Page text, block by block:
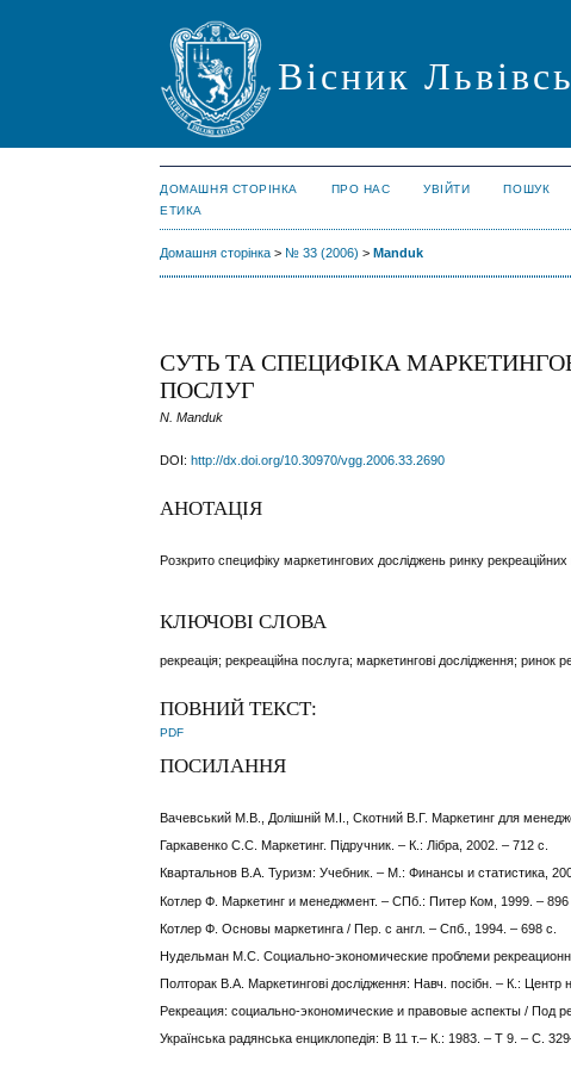
Вісник
ДОМАШНЯ СТОРІНКА ПРО НАС УВІЙТИ ПОШУК
ЕТИКА
Домашня сторінка > № 33 (2006) >Manduk
СУТЬ ТА СПЕЦИФІКА
ПОСЛУГ
N. Manduk
DOI: http://dx.doi.org/10.30970/vgg.2006.33.2690
АНОТАЦІЯ
Розкрито специфіку маркетингових досліджень ринку
КЛЮЧОВІ СЛОВА
рекреація; рекреаційна послуга; маркетингові дослідження; ринок
ПОВНИЙ ТЕКСТ:
PDF
ПОСИЛАННЯ
Вачевський М.В., Долішній М.І., Скотний В.Г. Маркетинг для
Гаркавенко С.С. Маркетинг. Підручник. – К.: Лібра, 2002. – 712 с.
Квартальнов В.А. Туризм: Учебник. – М.: Финансы и статистика,
Котлер Ф. Маркетинг и менеджмент. – СПб.: Питер Ком, 1999. – 896
Котлер Ф. Основы маркетинга / Пер. с англ. – Спб., 1994. – 698 с.
Нудельман М.С. Социально-экономические проблеми
Полторак В.А. Маркетингові дослідження: Навч. посібн. – К.: Центр
Рекреация: социально-экономические и правовые аспекты / Под
Українська радянська енциклопедія: В 11 т.– К.: 1983. – Т 9. – С.